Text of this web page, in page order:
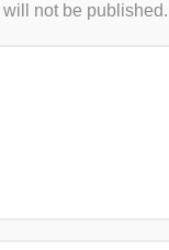
not be published.